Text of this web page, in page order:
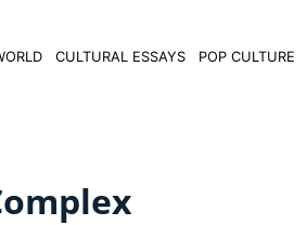
CULTURAL ESSAYS POP CULTURE